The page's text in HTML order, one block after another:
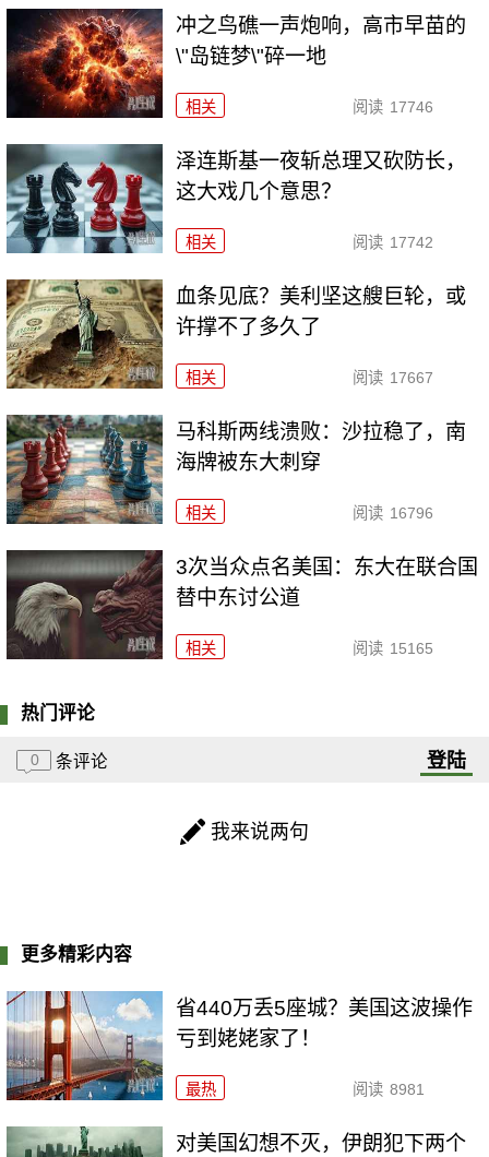
冲之鸟礁一声炮响，高市早苗的
\"岛链梦\"碎一地
相关 阅读 17746
泽连斯基一夜斩总理又砍防长，
这大戏几个意思？
相关 阅读 17742
血条见底？美利坚这艘巨轮，或
许撑不了多久了
相关 阅读 17667
马科斯两线溃败：沙拉稳了，南
海牌被东大刺穿
相关 阅读 16796
3次当众点名美国：东大在联合国
替中东讨公道
相关 阅读 15165
热门评论
0 条评论 登陆
我来说两句
更多精彩内容
省440万丢5座城？美国这波操作
亏到姥姥家了！
最热 阅读 8981
对美国幻想不灭，伊朗犯下两个